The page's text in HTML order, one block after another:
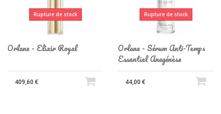
Rupture de stock
Orlane - Elixir Royal
409,60 €
Rupture de stock
Orlane - Sérum Anti-Temps
Essentiel Anagénèse
44,00 €